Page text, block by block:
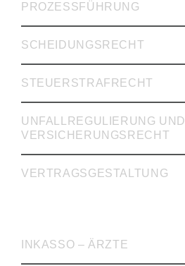
PROZESSFÜHRUNG
SCHEIDUNGSRECHT
STEUERSTRAFRECHT
UNFALLREGULIERUNG UND
VERSICHERUNGSRECHT
VERTRAGSGESTALTUNG
INKASSO – ÄRZTE